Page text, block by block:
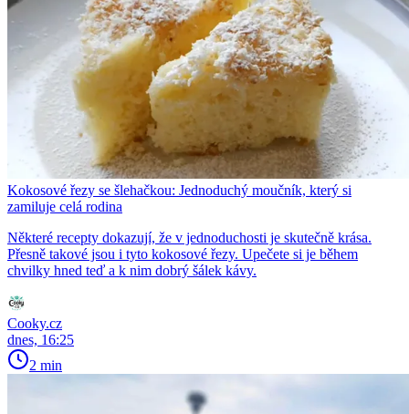
Kokosové řezy se šlehačkou: Jednoduchý moučník, který si
zamiluje celá rodina
Některé recepty dokazují, že v jednoduchosti je skutečně krása.
Přesně takové jsou i tyto kokosové řezy. Upečete si je během
chvilky hned teď a k nim dobrý šálek kávy.
Cooky.cz
dnes, 16:25
2 min